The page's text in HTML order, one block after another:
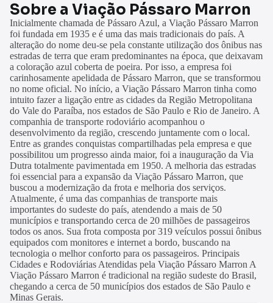
Sobre a Viação Pássaro Marron
Inicialmente chamada de Pássaro Azul, a Viação Pássaro Marron
foi fundada em 1935 e é uma das mais tradicionais do país. A
alteração do nome deu-se pela constante utilização dos ônibus nas
estradas de terra que eram predominantes na época, que deixavam
a coloração azul coberta de poeira. Por isso, a empresa foi
carinhosamente apelidada de Pássaro Marron, que se transformou
no nome oficial. No início, a Viação Pássaro Marron tinha como
intuito fazer a ligação entre as cidades da Região Metropolitana
do Vale do Paraíba, nos estados de São Paulo e Rio de Janeiro. A
companhia de transporte rodoviário acompanhou o
desenvolvimento da região, crescendo juntamente com o local.
Entre as grandes conquistas compartilhadas pela empresa e que
possibilitou um progresso ainda maior, foi a inauguração da Via
Dutra totalmente pavimentada em 1950. A melhoria das estradas
foi essencial para a expansão da Viação Pássaro Marron, que
buscou a modernização da frota e melhoria dos serviços.
Atualmente, é uma das companhias de transporte mais
importantes do sudeste do país, atendendo a mais de 50
municípios e transportando cerca de 20 milhões de passageiros
todos os anos. Sua frota composta por 319 veículos possui ônibus
equipados com monitores e internet a bordo, buscando na
tecnologia o melhor conforto para os passageiros. Principais
Cidades e Rodoviárias Atendidas pela Viação Pássaro Marron A
Viação Pássaro Marron é tradicional na região sudeste do Brasil,
chegando a cerca de 50 municípios dos estados de São Paulo e
Minas Gerais.